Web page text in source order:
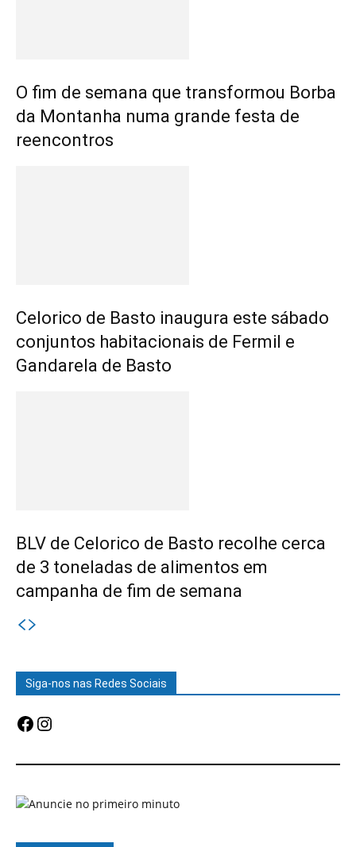
O fim de semana que transformou Borba
da Montanha numa grande festa de
reencontros
Celorico de Basto inaugura este sábado
conjuntos habitacionais de Fermil e
Gandarela de Basto
BLV de Celorico de Basto recolhe cerca
de 3 toneladas de alimentos em
campanha de fim de semana
Siga-nos nas Redes Sociais
Facebook
Instagram